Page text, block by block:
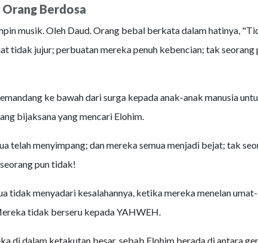
Berdosa
musik. Oleh Daud. Orang bebal berkata dalam hatinya,
tidak jujur; perbuatan mereka penuh kebencian; tak seorang
ke bawah dari surga kepada anak-anak manusia
bijaksana yang mencari Elohim.
telah menyimpang; dan mereka semua menjadi bejat; tak
pun tidak!
tidak menyadari kesalahannya, ketika mereka menelan
tidak berseru kepada YAHWEH.
di dalam ketakutan besar, sebab Elohim berada di antara